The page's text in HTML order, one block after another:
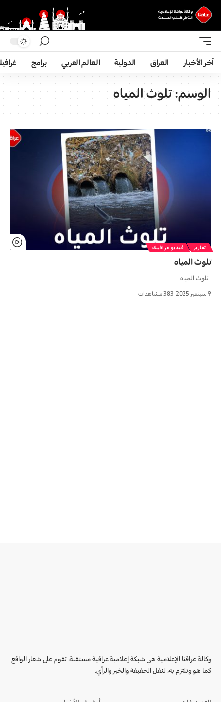
آخر الأخبار العراق الدولية العالم العربي برامج
الوسم:تلوث المياه
تقارير فيديو غرافيك
تلوث المياه
تلوث المياه
9 سبتمبر 2025 383 مشاهدات
وكالة عراقنا الإعلامية هي شبكة إعلامية عراقية مستقلة، تقوم على شعار الواقع
كما هو وتلتزم به، لنقل الحقيقة والخبر والرأي.